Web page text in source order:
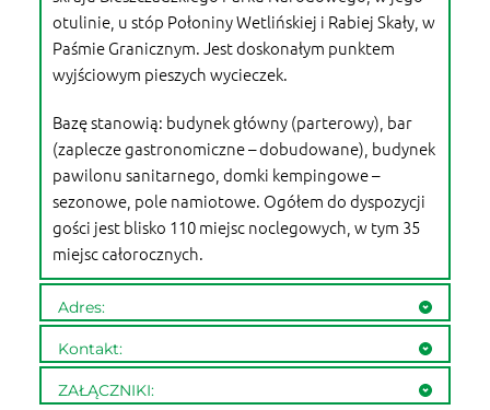
otulinie, u stóp Połoniny Wetlińskiej i Rabiej Skały, w
Paśmie Granicznym. Jest doskonałym punktem
wyjściowym pieszych wycieczek.
Bazę stanowią: budynek główny (parterowy), bar
(zaplecze gastronomiczne – dobudowane), budynek
pawilonu sanitarnego, domki kempingowe –
sezonowe, pole namiotowe. Ogółem do dyspozycji
gości jest blisko 110 miejsc noclegowych, w tym 35
miejsc całorocznych.
Adres:
Wetlina 15
Kontakt:
+48 13 468 46 15
ZAŁĄCZNIKI: